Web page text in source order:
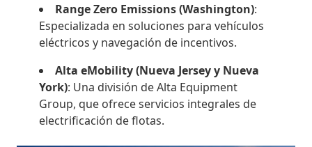
Range Zero Emissions (Washington):
Especializada en soluciones para vehículos
eléctricos y navegación de incentivos.
Alta eMobility (Nueva Jersey y Nueva
York): Una división de Alta Equipment
Group, que ofrece servicios integrales de
electrificación de flotas.